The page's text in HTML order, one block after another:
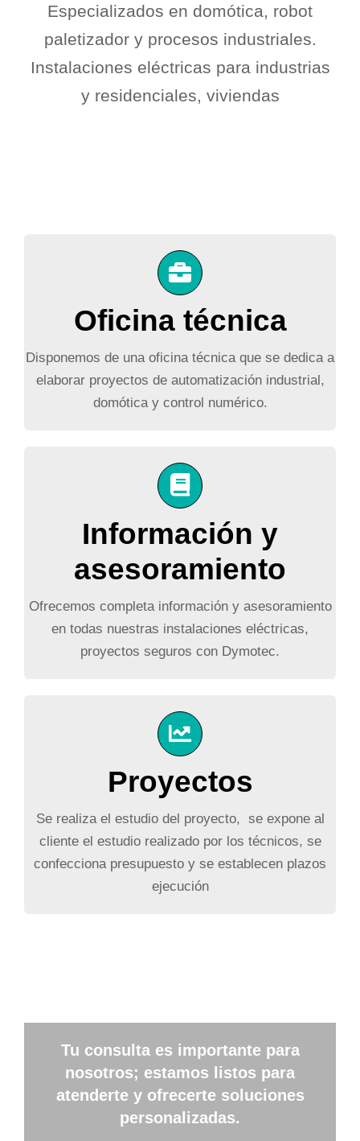
Especializados en domótica, robot
paletizador y procesos industriales.
Instalaciones eléctricas para industrias
y residenciales, viviendas
Oficina técnica
Disponemos de una oficina técnica que se dedica a
elaborar proyectos de automatización industrial,
domótica y control numérico.
Información y
asesoramiento
Ofrecemos completa información y asesoramiento
en todas nuestras instalaciones eléctricas,
proyectos seguros con Dymotec.
Proyectos
Se realiza el estudio del proyecto, se expone al
cliente el estudio realizado por los técnicos, se
confecciona presupuesto y se establecen plazos
ejecución
Tu consulta es importante para
nosotros; estamos listos para
atenderte y ofrecerte soluciones
personalizadas.